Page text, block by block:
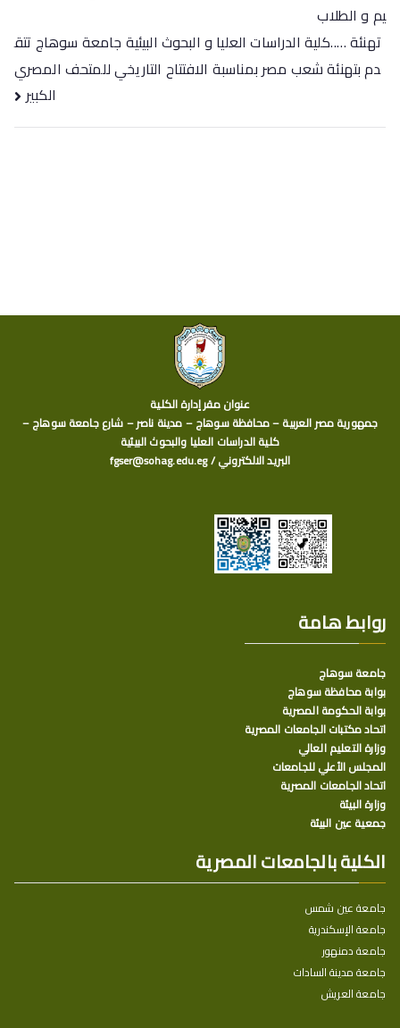
يم و الطلاب
تهنئة …..كلية الدراسات العليا و البحوث البيئية جامعة سوهاج تتق
دم بتهنئة شعب مصر بمناسبة الافتتاح التاريخي للمتحف المصري
الكبير
عنوان مقر إدارة الكلية
جمهورية مصر العربية – محافظة سوهاج – مدينة ناصر – شارع جامعة سوهاج –
كلية الدراسات العليا والبحوث البيئية
البريد الالكتروني / fgser@sohag.edu.eg
روابط هامة
جامعة سوهاج
بوابة محافظة سوهاج
بوابة الحكومة المصرية
اتحاد مكتبات الجامعات المصرية
وزارة التعليم العالي
المجلس الأعلي للجامعات
اتحاد الجامعات المصرية
وزارة البيئة
جمعية عين البيئة
الكلية بالجامعات المصرية
جامعة عين شمس
جامعة الإسكندرية
جامعة دمنهور
جامعة مدينة السادات
جامعة العريش